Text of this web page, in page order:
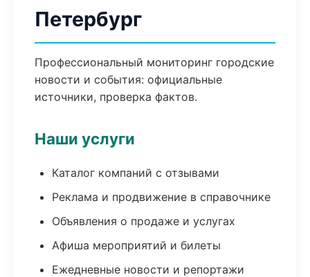
Петербург
Профессиональный мониторинг городские
новости и события: официальные
источники, проверка фактов.
Наши услуги
Каталог компаний с отзывами
Реклама и продвижение в справочнике
Объявления о продаже и услугах
Афиша мероприятий и билеты
Ежедневные новости и репортажи